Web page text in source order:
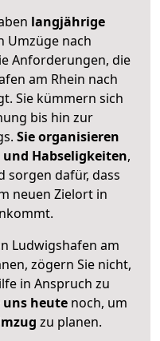
langjährige
Umzüge nach
Anforderungen, die
am Rhein nach
Sie kümmern sich
bis hin zur
Sie organisieren
Habseligkeiten,
sorgen dafür, dass
neuen Zielort in
Ludwigshafen am
zögern Sie nicht,
in Anspruch zu
heutenoch, um
zu planen.